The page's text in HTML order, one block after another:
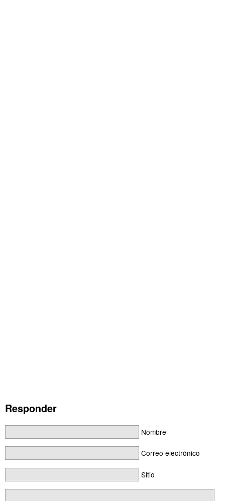
Responder
Nombre
Correo electrónico
Sitio